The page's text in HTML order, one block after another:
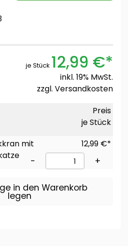
je Stück 12,99 €*
inkl. 19% MwSt.
zzgl. Versandkosten
Preis
je Stück
mit
12,99 €*
- +
in den Warenkorb
legen